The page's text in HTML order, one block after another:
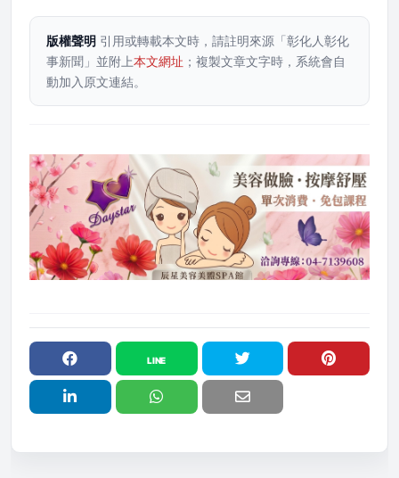
版權聲明 引用或轉載本文時，請註明來源「彰化人彰化
事新聞」並附上本文網址 ；複製文章文字時，系統會自
動加入原文連結。